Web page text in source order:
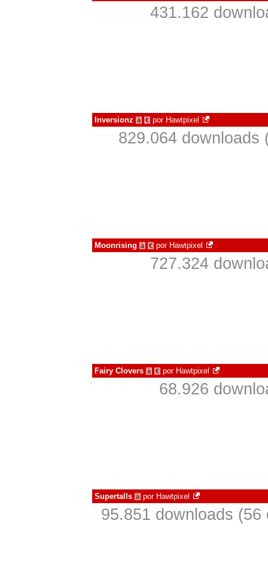
431.162
Inversionz à € por Hawtpixel
829.064 downloads
Moonrising à € por Hawtpixel
727.324
Fairy Clovers à € por Hawtpixel
68.926
Supertalls à por Hawtpixel
95.851 downloads (56